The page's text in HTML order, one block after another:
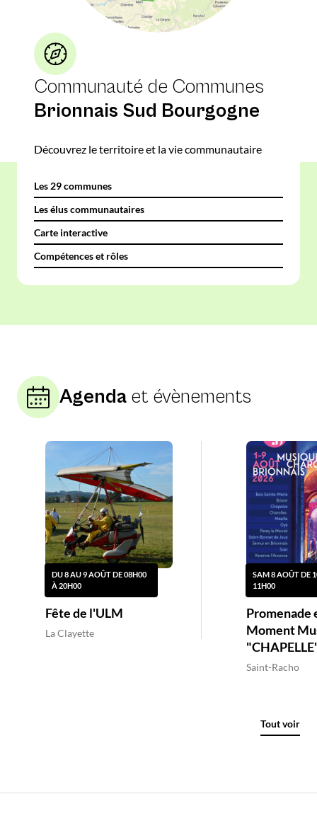
Communauté de Communes
Brionnais Sud Bourgogne
Découvrez le territoire et la vie communautaire
Les 29 communes
Les élus communautaires
Carte interactive
Compétences et rôles
Agenda et évènements
DU 8 AU 9 AOÛT DE 08H00
À 20H00
Fête de l'ULM
La Clayette
SAM 8 AOÛT DE
11H00
Promenade
Moment
Saint-Racho
Tout voir